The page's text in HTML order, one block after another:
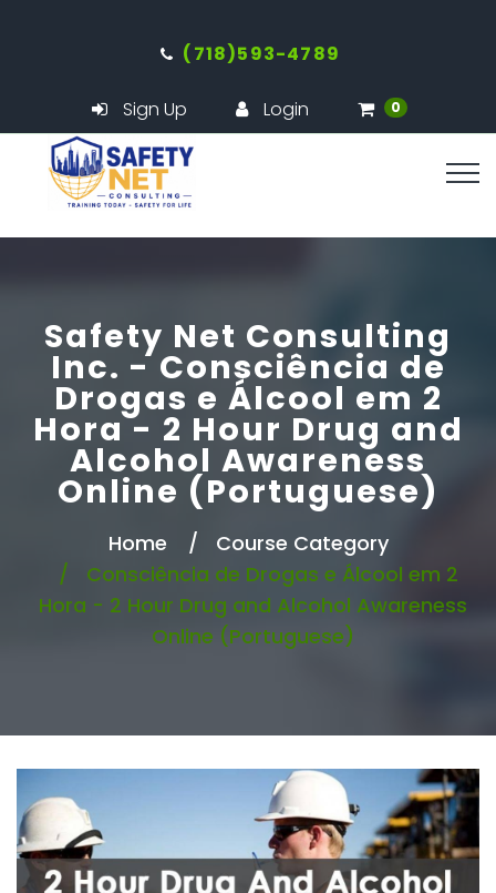
(718)593-4789
Sign Up Login 0
Safety Net Consulting
Inc. - Consciência de
Drogas e Álcool em 2
Hora - 2 Hour Drug and
Alcohol Awareness
Online (Portuguese)
Home
Course Category
Consciência de Drogas e Álcool em 2
Hora - 2 Hour Drug and Alcohol Awareness
Online (Portuguese)